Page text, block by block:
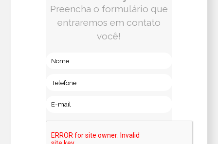
Preencha o formulário que
entraremos em contato
você!